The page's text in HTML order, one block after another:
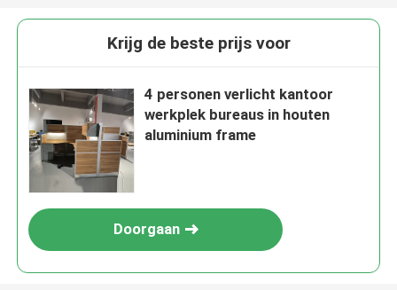
Krijg de beste prijs voor
4 personen verlicht kantoor
werkplek bureaus in houten
aluminium frame
Doorgaan